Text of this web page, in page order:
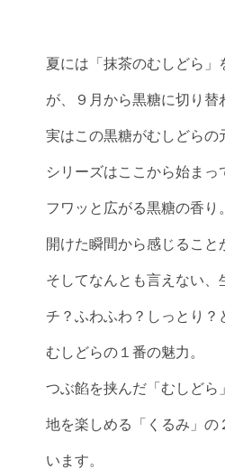
夏には「抹茶のむしどら」
が、９月から黒糖に切り替
実はこの黒糖がむしどらの
シリーズはここから始まっ
フワッと広がる黒糖の香り
開けた瞬間から感じること
そしてなんとも言えない、
チ？ふわふわ？しっとり？
むしどらの１番の魅力。
つぶ餡を挟んだ「むしどら
地を楽しめる「くるみ」の
います。